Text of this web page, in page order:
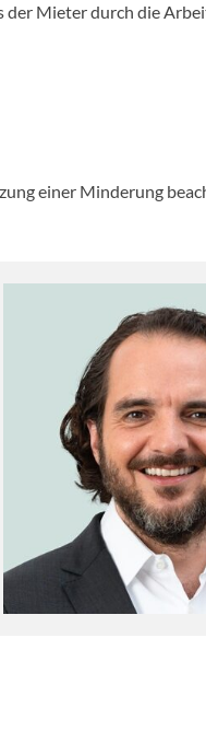
der Mieter durch die
einer Minderung